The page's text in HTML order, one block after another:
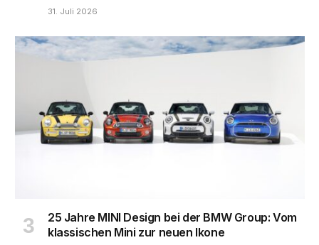
31. Juli 2026
25 Jahre MINI Design bei der BMW Group: Vom
klassischen Mini zur neuen Ikone